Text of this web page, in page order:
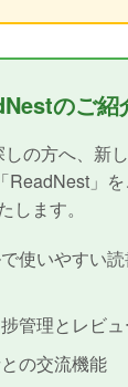
のご紹
の方へ、新
ReadNest」
します。
使いやすい
管理とレビ
の交流機能